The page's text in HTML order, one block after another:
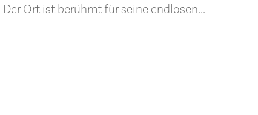
Ort ist berühmt für seine endlosen...